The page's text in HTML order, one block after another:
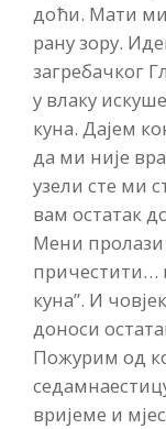
доћи. Мати ми
рану зору.
загребачког
у влаку
куна. Дајем
да ми није
узели сте ми
вам остатак
Мени пролази
причестити…
куна”. И
доноси
Пожурим од
вријеме и